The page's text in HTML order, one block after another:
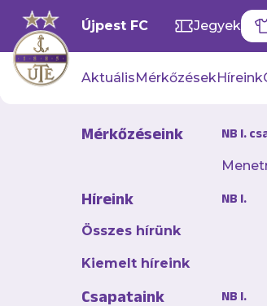
Újpest FC Jegyek
AktuálisMérkőzésekHíreink
Mérkőzéseink NB I.
Híreink
Összes hírünk
Kiemelt híreink
NB I.
Csapataink NB I.